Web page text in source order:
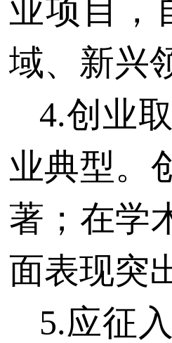
业项目，
域、新兴
4.创业
业典型。
著；在学
面表现突
5.应征